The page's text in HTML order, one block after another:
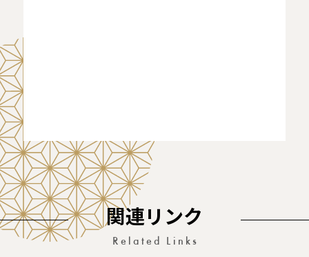
関連リンク
Related Links